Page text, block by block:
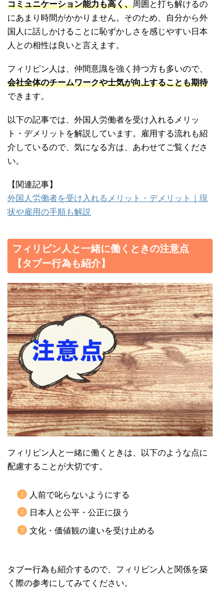
コミュニケーション能力も高く、周囲と打ち解けるの
にあまり時間がかかりません。そのため、自分から外
国人に話しかけることに恥ずかしさを感じやすい日本
人との相性は良いと言えます。
フィリピン人は、仲間意識を強く持つ方も多いので、
会社全体のチームワークや士気が向上することも期待
できます。
以下の記事では、外国人労働者を受け入れるメリッ
ト・デメリットを解説しています。雇用する流れも紹
介しているので、気になる方は、あわせてご覧くださ
い。
【関連記事】
外国人労働者を受け入れるメリット・デメリット｜現
状や雇用の手順も解説
フィリピン人と一緒に働くときの注意点
【タブー行為も紹介】
フィリピン人と一緒に働くときは、以下のような点に
配慮することが大切です。
人前で叱らないようにする
日本人と公平・公正に扱う
文化・価値観の違いを受け止める
タブー行為も紹介するので、フィリピン人と関係を築
く際の参考にしてみてください。